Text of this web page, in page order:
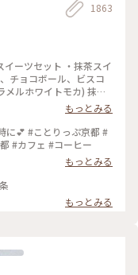
1863
イーツセット ・抹茶スイ
チョコボール、ビスコ
メルホワイトモカ) 抹茶
ークを2本用意して頂い
KAFON#抹茶三昧#
もっとみる
に💕 #ことりっぷ京都 #
#カフェ #コーヒー
もっとみる
もっとみる